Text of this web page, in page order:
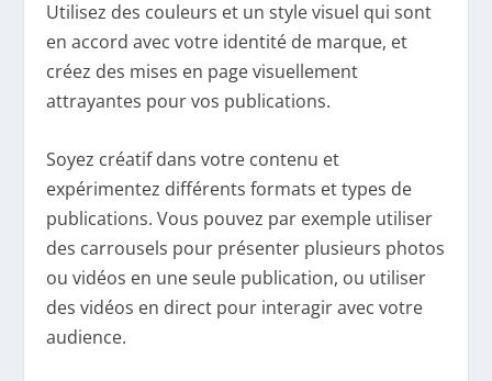
Utilisez des couleurs et un style visuel qui sont
en accord avec votre identité de marque, et
créez des mises en page visuellement
attrayantes pour vos publications.
Soyez créatif dans votre contenu et
expérimentez différents formats et types de
publications. Vous pouvez par exemple utiliser
des carrousels pour présenter plusieurs photos
ou vidéos en une seule publication, ou utiliser
des vidéos en direct pour interagir avec votre
audience.